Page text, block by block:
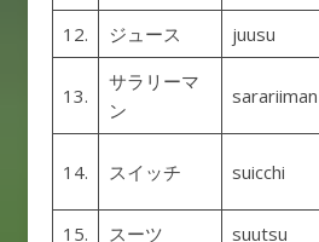
12.
ジュース juusu
13.
サラリーマ
ン
sarariiman
14. スイッチ suicchi
15.
スーツ suutsu